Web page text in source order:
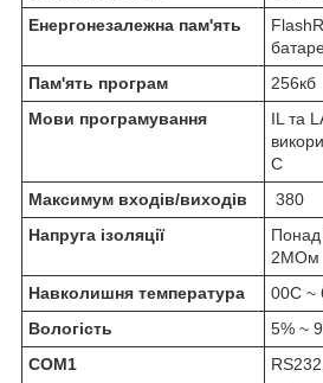
Енергонезалежна пам'ять
Пам'ять програм
256кб
Мови програмування
IL та
С
Максимум входів/виходів
380
Напруга ізоляції
Понад
2МОм
Навколишня температура
00С ~
Вологість
5% ~
СОМ1